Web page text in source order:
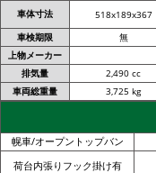
車体寸法
518x189x367
車検期限
無
上物メーカー
排気量
2,490 cc
車両総重量
3,725 kg
幌車/オープントップバン
荷台内張りフック掛け有